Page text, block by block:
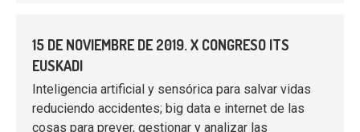
15 DE NOVIEMBRE DE 2019. X CONGRESO ITS
EUSKADI
Inteligencia artificial y sensórica para salvar vidas
reduciendo accidentes; big data e internet de las
cosas para prever, gestionar y analizar las